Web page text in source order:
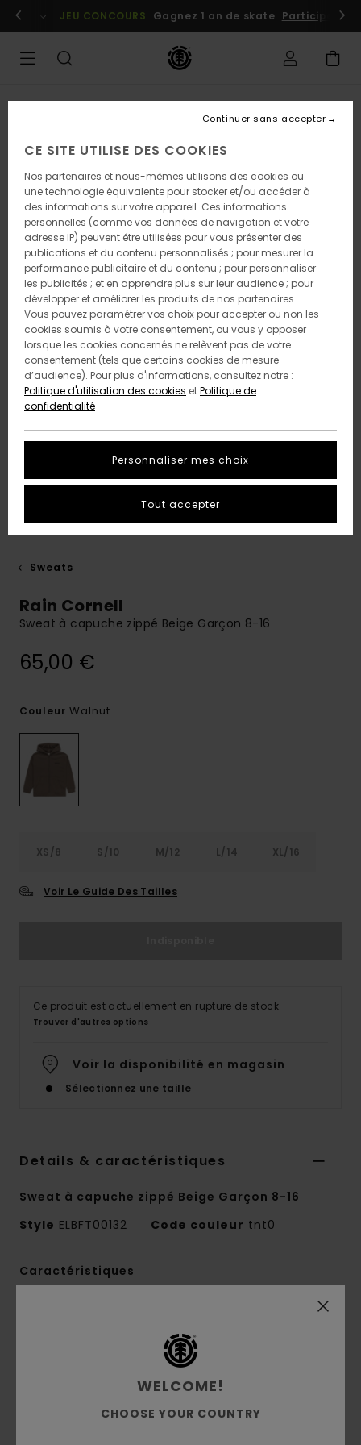
l'information
Se connecter / s'inscrire
JEU CONCOURS Gagnez 1 an de skate Participez
Sweats
Rain Cornell
Sweat à capuche zippé Beige Garçon 8-16
65,00 €
Couleur Walnut
XS/8 S/10 M/12 L/14 XL/16
Voir Le Guide Des Tailles
Ce produit est actuellement en rupture de stock.
Trouver d'autres options
Voir la disponibilité en magasin
Sélectionnez une taille
Details & caractéristiques
Sweat à capuche zippé Beige Garçon 8-16
Style ELBFT00132 Code couleur tnt0
Caractéristiques
Matière éponge en coton et
polyester [370 g/m2]
Repellent [DWR] déperlant pour vous garder au
sec et vous protéger des éléments
WELCOME!
CHOOSE YOUR COUNTRY
CE SITE UTILISE DES COOKIES
Nos partenaires et nous-mêmes utilisons des cookies ou
une technologie équivalente pour stocker et/ou accéder à
des informations sur votre appareil. Ces informations
personnelles (comme vos données de navigation et votre
adresse IP) peuvent être utilisées pour vous présenter des
publications et du contenu personnalisés ; pour mesurer la
performance publicitaire et du contenu ; pour personnaliser
les publicités ; et en apprendre plus sur leur audience ; pour
développer et améliorer les produits de nos partenaires.
Vous pouvez paramétrer vos choix pour accepter ou non les
cookies soumis à votre consentement, ou vous y opposer
lorsque les cookies concernés ne relèvent pas de votre
consentement (tels que certains cookies de mesure
d’audience). Pour plus d'informations, consultez notre :
Politique d'utilisation des cookies etPolitique de
confidentialité
Personnaliser mes choix
Continuer sans accepter
Tout accepter